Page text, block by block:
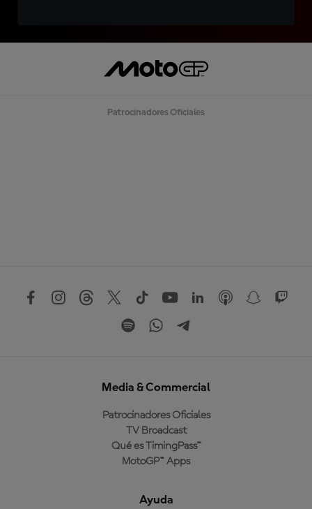
Patrocinadores Oficiales
Media & Commercial
Patrocinadores Oficiales
TV Broadcast
Qué es TimingPass™
MotoGP™ Apps
Ayuda